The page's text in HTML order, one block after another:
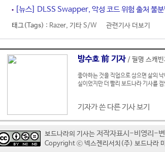
[뉴스] DLSS Swapper, 악성 코드 위험 출처 불
태그(Tags) : Razer, 기타 S/W 관련기사 더보기
방수호 前 기자 / 필명 스캐
좋아하는 것을 직업으로 삼으면 삶의
실이었지만 더 빨리 보드나라 기사를
기자가 쓴 다른 기사 보기
보드나라의 기사는 저작자표시-비영리-
Copyright ⓒ 넥스젠리서치(주) 보드나라